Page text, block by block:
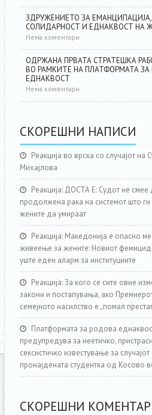
ЗДРУЖЕНИЕТО ЗА ЕМАНЦИПАЦИЈА,
СОЛИДАРНОСТ И ЕДНАКВОСТ НА
Нема коментари
ОДРЖАНА ПРВАТА СТРАТЕШКА
ВО РАМКИТЕ НА ПЛАТФОРМАТА
ЕДНАКВОСТ
Нема коментари
СКОРЕШНИ НАПИСИ
Реакција во врска со случајот на
Михајлова
Реакција: ДОСТА Е: Судот не
продолжена рака на системот што ги
жените да умираат
Реакција: Македонија е опасно
живеење за жените: Новиот фемицид
уште еден аларм за институциите
Реакција: За кого се сите овие
закони и постапувања, ако
семејното насилство е „помал
Платформата за родова
предупредува за неетичко,
сексистичко известување за случајот
пронајдената студентка од Косово
СКОРЕШНИ